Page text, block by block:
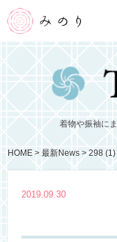
着物や振袖に
HOME 最新News 298 (1)
2019.09.30